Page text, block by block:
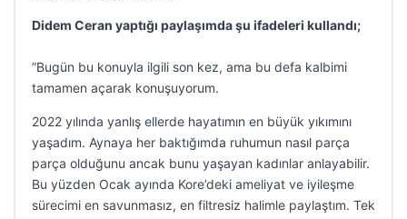
Didem Ceran yaptığı paylaşımda şu ifadeleri kullandı;
”Bugün bu konuyla ilgili son kez, ama bu defa kalbimi
tamamen açarak konuşuyorum.
2022 yılında yanlış ellerde hayatımın en büyük yıkımını
yaşadım. Aynaya her baktığımda ruhumun nasıl parça
parça olduğunu ancak bunu yaşayan kadınlar anlayabilir.
Bu yüzden Ocak ayında Kore’deki ameliyat ve iyileşme
sürecimi en savunmasız, en filtresiz halimle paylaştım. Tek